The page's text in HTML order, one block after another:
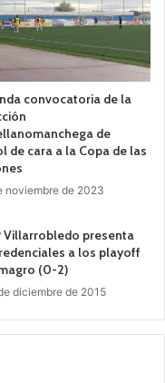
convocatoria de la
de
de cara a la Copa de las
noviembre de 2023
Villarrobledo presenta
a los playoff
(0-2)
diciembre de 2015